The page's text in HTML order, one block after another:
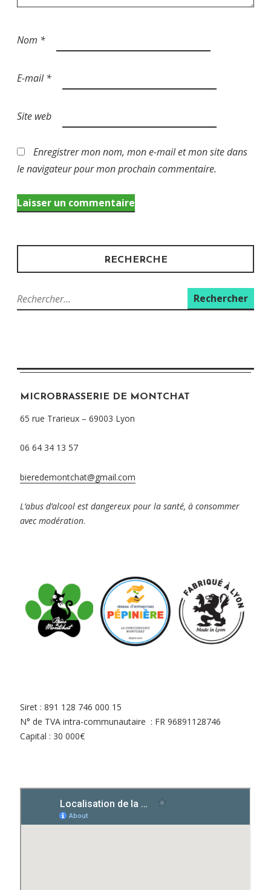
Nom *
E-mail*
Site web
Enregistrer mon nom, mon e-mail et mon site dans
le navigateur pour mon prochain commentaire.
RECHERCHE
Rechercher :
MICROBRASSERIE DE MONTCHAT
65 rue Trarieux – 69003 Lyon
06 64 34 13 57
bieredemontchat@gmail.com
L’abus d’alcool est dangereux pour la santé, à consommer
avec modération.
Siret : 891 128 746 000 15
N° de TVA intra-communautaire : FR 96891128746
Capital : 30 000€